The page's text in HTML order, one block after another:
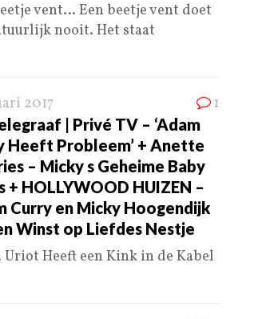
vent… Een beetje vent doet
nooit. Het staat
2017 1
| Privé TV – ‘Adam
Heeft Probleem’ + Anette
– Micky s Geheime Baby
+ HOLLYWOOD HUIZEN –
Curry en Micky Hoogendijk
Winst op Liefdes Nestje
Uriot Heeft een Kink in de Kabel